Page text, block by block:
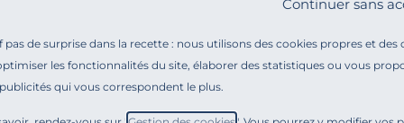
pas de surprise dans la recette : nous utilisons des cookies propres et des
les fonctionnalités du site, élaborer des statistiques ou vous
qui vous correspondent le plus.
Continuer sans
Référence : 100392274201
Envie d’apporter une touche végétale à votre